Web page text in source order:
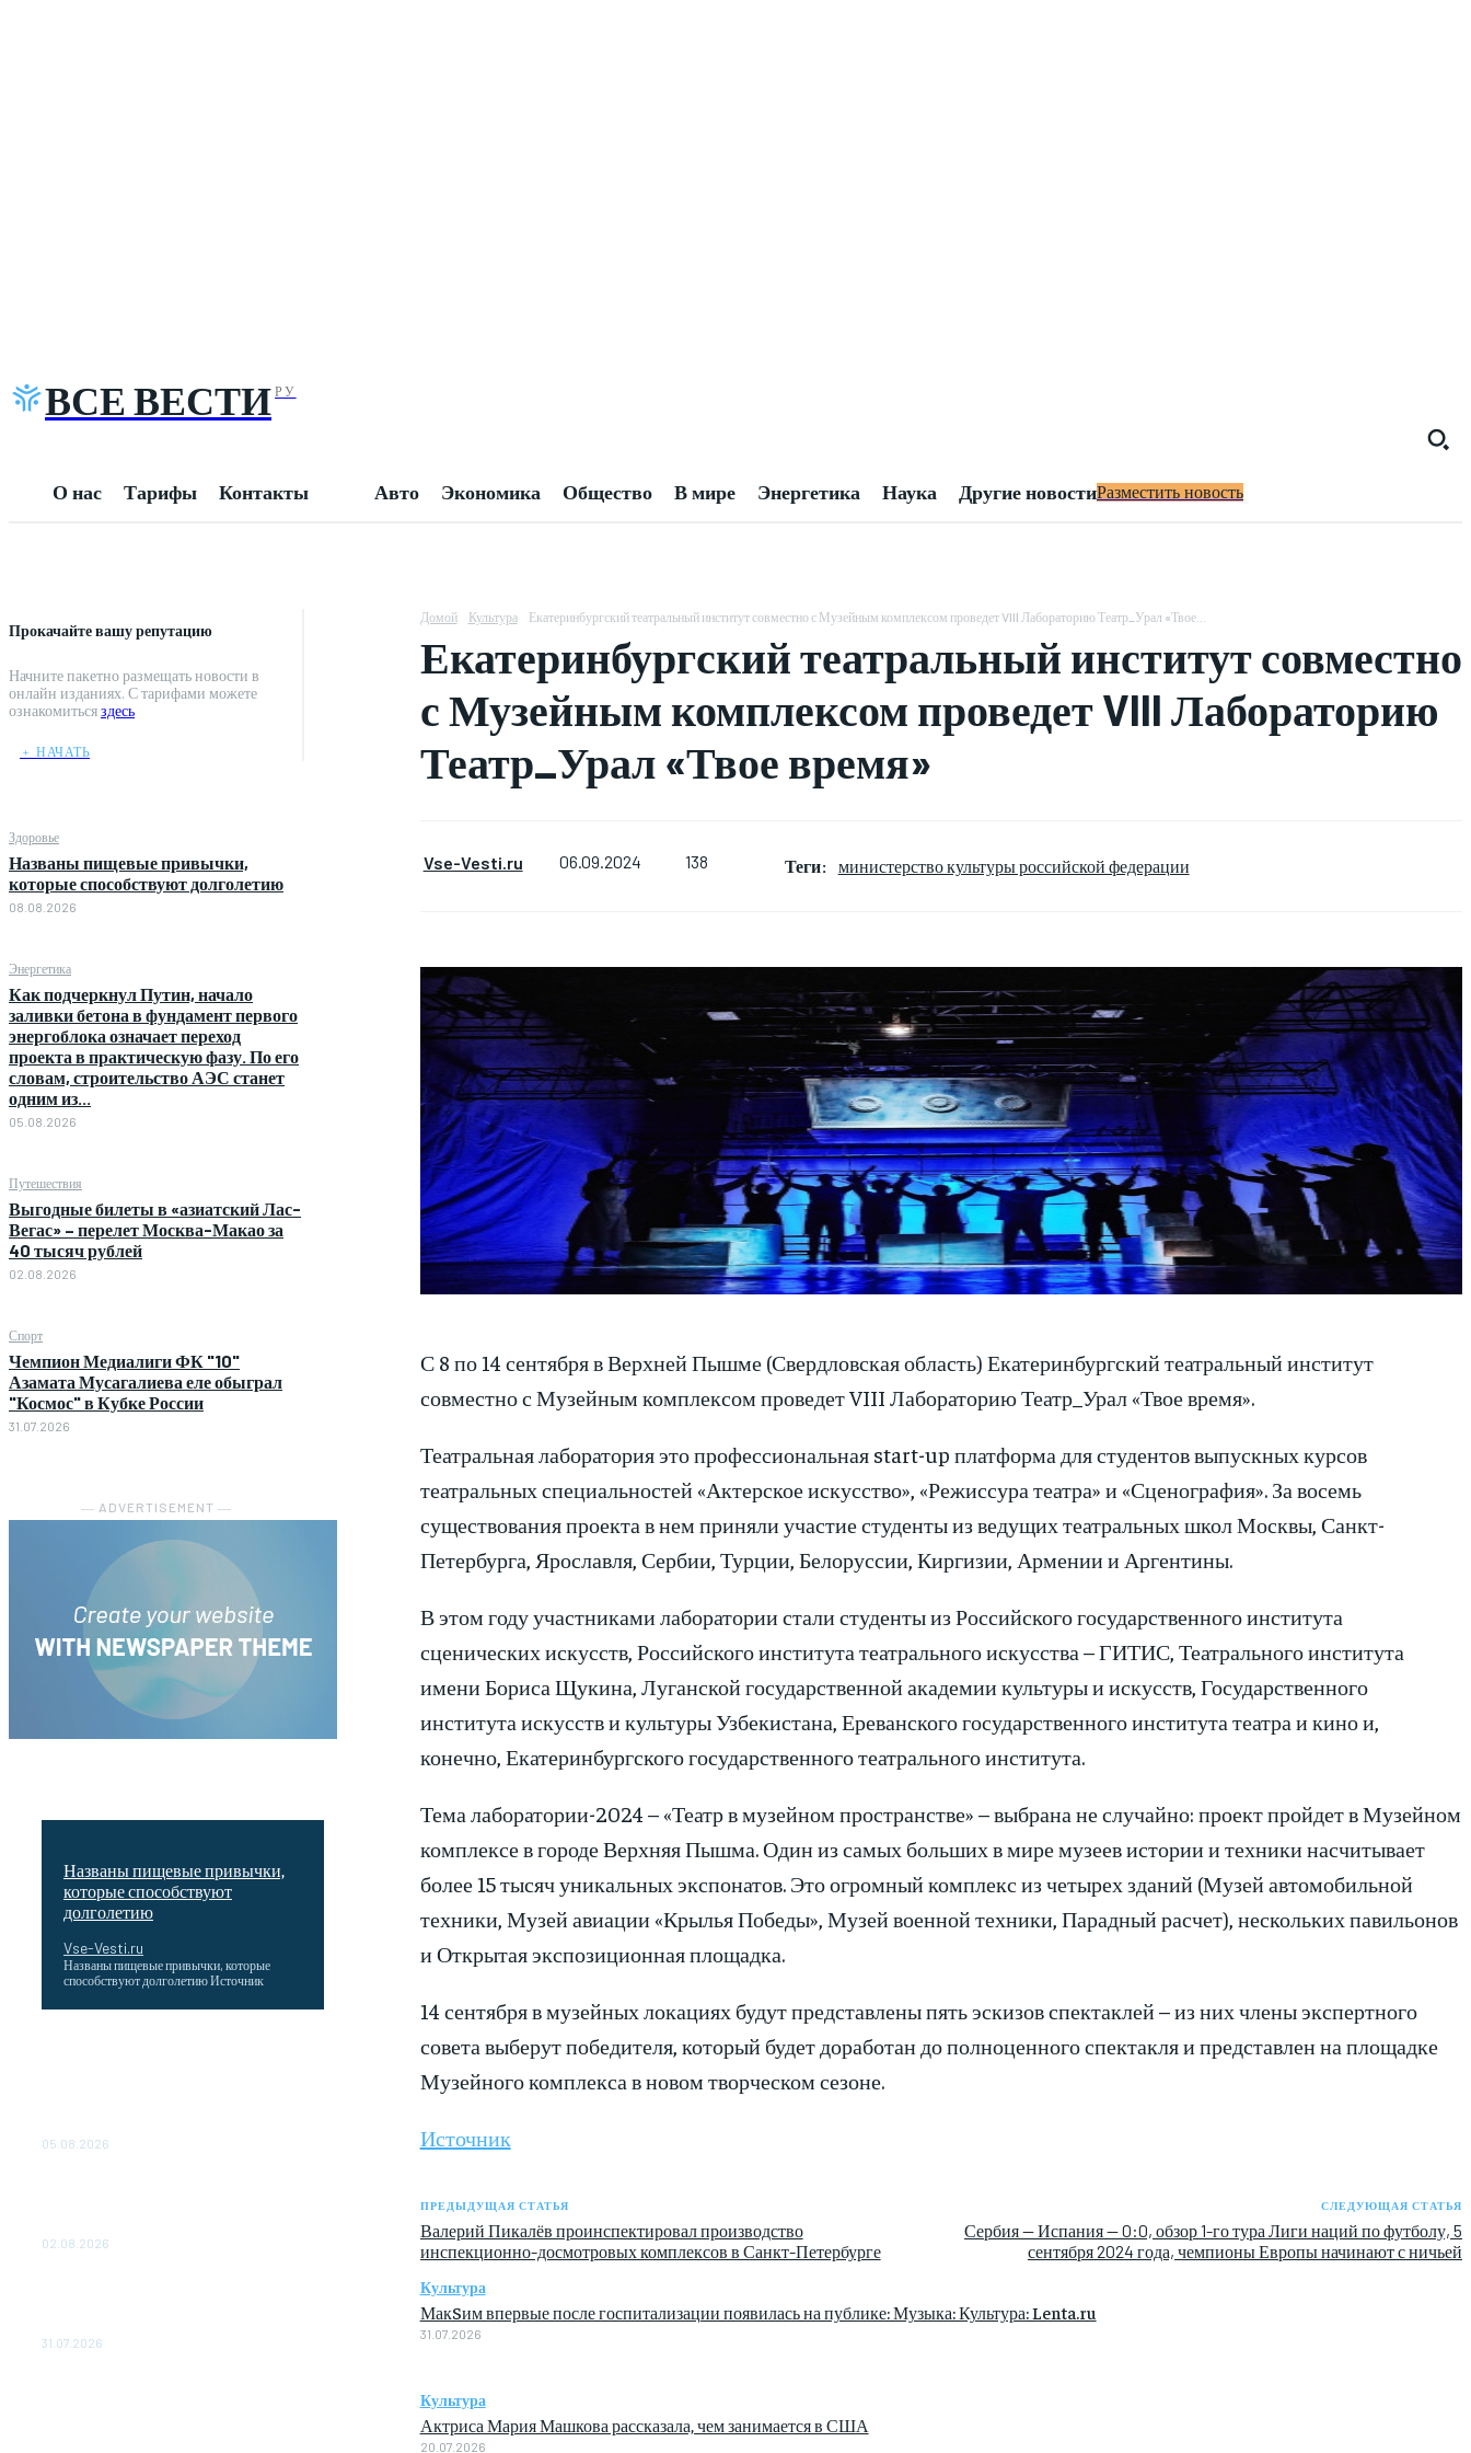
ВСЕ ВЕСТИ РУ
О нас Тарифы Контакты Авто Экономика Общество В мире Энергетика Наука Другие новостиРазместить новость
Прокачайте вашу репутацию
Начните пакетно размещать новости в
онлайн изданиях. С тарифами можете
ознакомитьсяздесь
﹢ НАЧАТЬ
Здоровье
Названы пищевые привычки,
которые способствуют долголетию
08.08.2026
Энергетика
Как подчеркнул Путин, начало
заливки бетона в фундамент первого
энергоблока означает переход
проекта в практическую фазу. По его
словам, строительство АЭС станет
одним из...
05.08.2026
Путешествия
Выгодные билеты в «азиатский Лас-
Вегас» – перелет Москва-Макао за
40 тысяч рублей
02.08.2026
Спорт
Чемпион Медиалиги ФК "10"
Азамата Мусагалиева еле обыграл
"Космос" в Кубке России
31.07.2026
― ADVERTISEMENT ―
Названы пищевые привычки,
которые способствуют
долголетию
Vse-Vesti.ru
Названы пищевые привычки, которые
способствуют долголетию Источник
05.08.2026
02.08.2026
31.07.2026
Домой Культура Екатеринбургский театральный институт совместно с Музейным комплексом проведет VIII Лабораторию Театр_Урал «Твое...
Екатеринбургский театральный институт совместно
с Музейным комплексом проведет VIII Лабораторию
Театр_Урал «Твое время»
Vse-Vesti.ru 06.09.2024 138 Теги: министерство культуры российской федерации
С 8 по 14 сентября в Верхней Пышме (Свердловская область) Екатеринбургский театральный институт
совместно с Музейным комплексом проведет VIII Лабораторию Театр_Урал «Твое время».
Театральная лаборатория это профессиональная start-up платформа для студентов выпускных курсов
театральных специальностей «Актерское искусство», «Режиссура театра» и «Сценография». За восемь
существования проекта в нем приняли участие студенты из ведущих театральных школ Москвы, Санкт-
Петербурга, Ярославля, Сербии, Турции, Белоруссии, Киргизии, Армении и Аргентины.
В этом году участниками лаборатории стали студенты из Российского государственного института
сценических искусств, Российского института театрального искусства – ГИТИС, Театрального института
имени Бориса Щукина, Луганской государственной академии культуры и искусств, Государственного
института искусств и культуры Узбекистана, Ереванского государственного института театра и кино и,
конечно, Екатеринбургского государственного театрального института.
Тема лаборатории-2024 – «Театр в музейном пространстве» – выбрана не случайно: проект пройдет в Музейном
комплексе в городе Верхняя Пышма. Один из самых больших в мире музеев истории и техники насчитывает
более 15 тысяч уникальных экспонатов. Это огромный комплекс из четырех зданий (Музей автомобильной
техники, Музей авиации «Крылья Победы», Музей военной техники, Парадный расчет), нескольких павильонов
и Открытая экспозиционная площадка.
14 сентября в музейных локациях будут представлены пять эскизов спектаклей – из них члены экспертного
совета выберут победителя, который будет доработан до полноценного спектакля и представлен на площадке
Музейного комплекса в новом творческом сезоне.
Источник
ПРЕДЫДУЩАЯ СТАТЬЯ
Валерий Пикалёв проинспектировал производство
инспекционно-досмотровых комплексов в Санкт-Петербурге
СЛЕДУЮЩАЯ СТАТЬЯ
Сербия — Испания — 0:0, обзор 1-го тура Лиги наций по футболу, 5
сентября 2024 года, чемпионы Европы начинают с ничьей
Культура
МакSим впервые после госпитализации появилась на публике: Музыка: Культура: Lenta.ru
31.07.2026
Культура
Актриса Мария Машкова рассказала, чем занимается в США
20.07.2026